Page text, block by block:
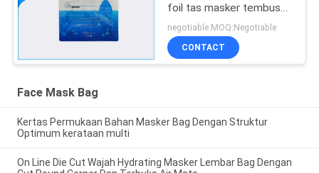
foil tas masker tembus
kantong non tumpahan
negotiable MOQ:Negotiable
CONTACT
Face Mask Bag
Kertas Permukaan Bahan Masker Bag Dengan Struktur
Optimum kerataan multi
On Line Die Cut Wajah Hydrating Masker Lembar Bag Dengan